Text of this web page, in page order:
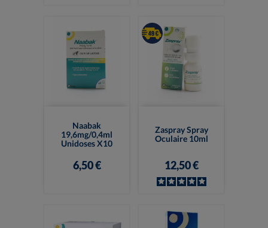
Naabak
19,6mg/0,4ml
Unidoses X10
6,50 €
Zaspray Spray
Oculaire 10ml
12,50 €